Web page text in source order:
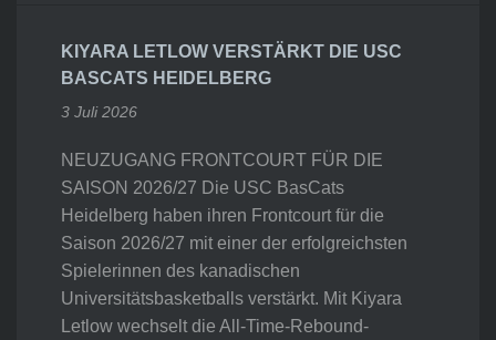
KIYARA LETLOW VERSTÄRKT DIE USC
BASCATS HEIDELBERG
3 Juli 2026
NEUZUGANG FRONTCOURT FÜR DIE
SAISON 2026/27 Die USC BasCats
Heidelberg haben ihren Frontcourt für die
Saison 2026/27 mit einer der erfolgreichsten
Spielerinnen des kanadischen
Universitätsbasketballs verstärkt. Mit Kiyara
Letlow wechselt die All-Time-Rebound-